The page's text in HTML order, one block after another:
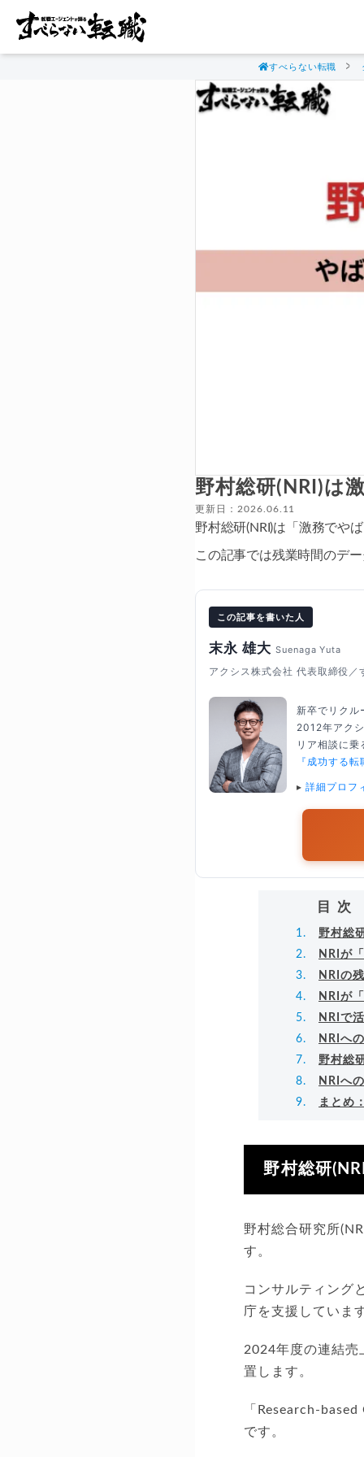
すべらない転職
野村総研(NRI)は
更新日：2026.06.11
野村総研(NRI)は「激務でや
この記事では残業時間のデ
この記事を書いた人
末永 雄大 Suenaga Yuta
アクシス株式会社 代表取締役
新卒でリクル
2012年アク
リア相談に
『成功する
▸ 詳細プロフ
目次
野村総
NRIが
NRIの
NRIが
NRIで
NRIへ
野村総
NRIへ
まとめ
野村総研
野村総合研究所
す。
コンサルティング
庁を支援していま
2024年度の連結売
置します。
「Research-
です。